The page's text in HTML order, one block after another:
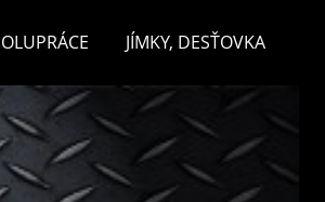
JÍMKY, DESŤOVKA